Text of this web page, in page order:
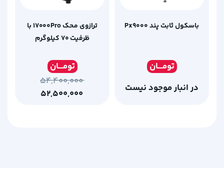
باسکول ثابت پند Px9000
تومـــان
در انبار موجود نیست
ترازوی محک 17000Pro با
ظرفیت 70 کیلوگرم
تومـــان
۵۴,۴۰۰,۰۰۰